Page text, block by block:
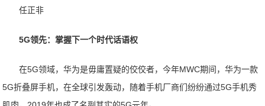
任正非
5G领先：掌握下一个时代话语权
在5G领域，华为是毋庸置疑的佼佼者，今年MWC期间，华为一款
5G折叠屏手机，在全球引发轰动，随着手机厂商们纷纷通过5G手机秀